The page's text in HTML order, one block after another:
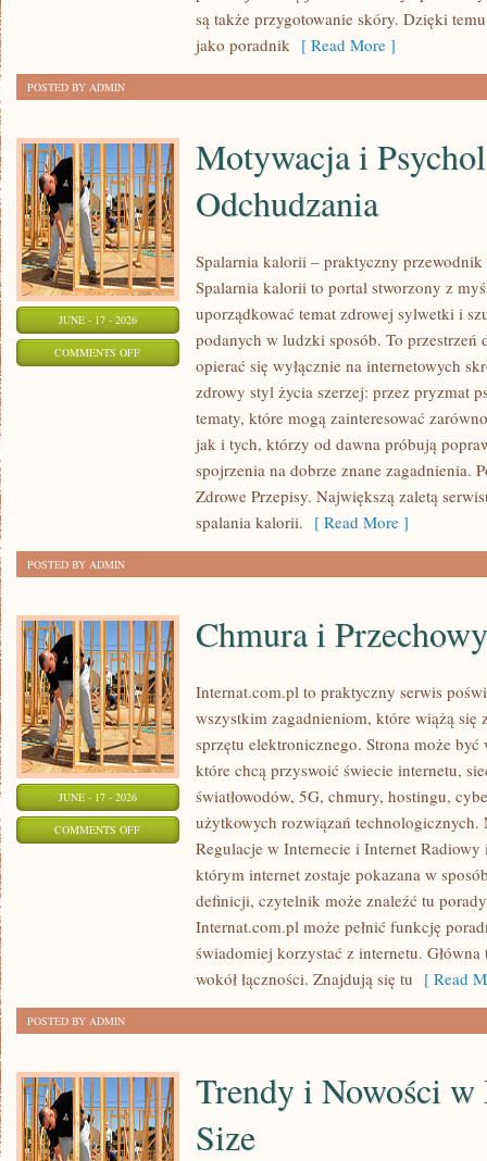
są także przygotowanie skóry. Dzięki
jako poradnik [ Read More ]
POSTED BY ADMIN
JUNE - 17 - 2026
COMMENTS OFFON
MOTYWACJA
Motywacja i
Odchudzania
Spalarnia kalorii – praktyczny
Spalarnia kalorii to portal stworzony z
uporządkować temat zdrowej sylwetki i
podanych w ludzki sposób. To
opierać się wyłącznie na internetowych
zdrowy styl życia szerzej: przez pryzmat
tematy, które mogą zainteresować
jak i tych, którzy od dawna próbują
spojrzenia na dobrze znane zagadnienia.
Zdrowe Przepisy. Największą zaletą
spalania kalorii. [ Read More ]
POSTED BY ADMIN
JUNE - 17 - 2026
COMMENTS OFFON
PRZECHOWYWANIE
Chmura i
Internat.com.pl to praktyczny serwis
wszystkim zagadnieniom, które wiążą się
sprzętu elektronicznego. Strona może
które chcą przyswoić świecie internetu,
światłowodów, 5G, chmury, hostingu,
użytkowych rozwiązań technologicznych.
Regulacje w Internecie i Internet
którym internet zostaje pokazana w
definicji, czytelnik może znaleźć tu
Internat.com.pl może pełnić funkcję
świadomiej korzystać z internetu.
wokół łączności. Znajdują się tu [ Read
POSTED BY ADMIN
Trendy i Nowości w
Size